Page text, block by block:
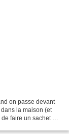
on passe devant
la maison (et
faire un sachet de